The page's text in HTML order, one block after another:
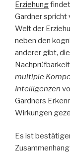
Erziehung
Gardner spricht
Welt der
neben den
anderer gibt,
multiple
Intelligenzen
Gardners
Wirkungen
Es ist